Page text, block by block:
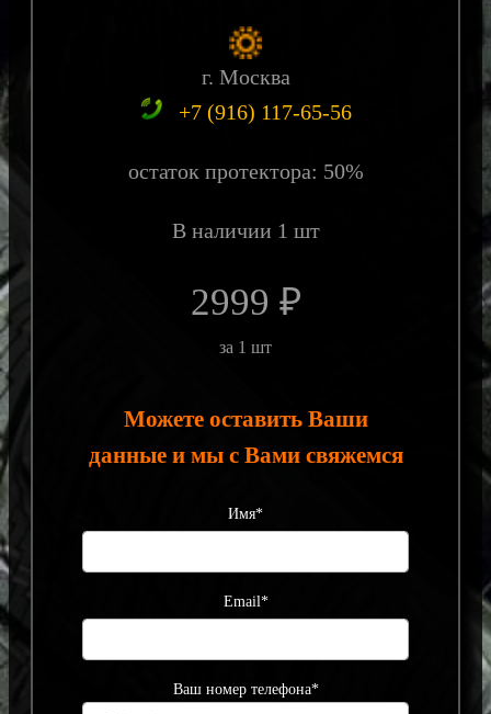
г. Москва
+7 (916) 117-65-56
остаток протектора: 50%
В наличии 1 шт
2999 ₽
за 1 шт
Можете оставить Ваши
данные и мы с Вами свяжемся
Имя*
Email*
Ваш номер телефона*